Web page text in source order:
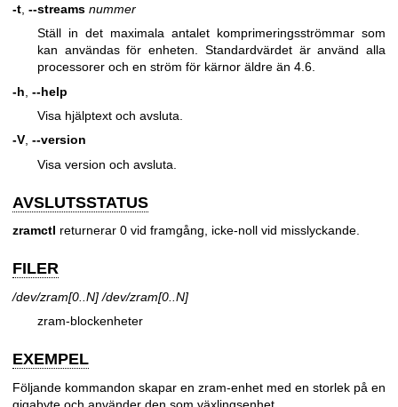
-t --streams nummer
Ställ in det maximala antalet komprimeringsströmmar som
kan användas för enheten. Standardvärdet är använd alla
processorer och en ström för kärnor äldre än 4.6.
-h --help
Visa hjälptext och avsluta.
-V, --version
Visa version och avsluta.
AVSLUTSSTATUS
zramctl returnerar 0 vid framgång, icke-noll vid misslyckande.
FILER
/dev/zram[0..N] /dev/zram[0..N]
zram-blockenheter
EXEMPEL
Följande kommandon skapar en zram-enhet med en storlek på en
gigabyte och använder den som växlingsenhet.